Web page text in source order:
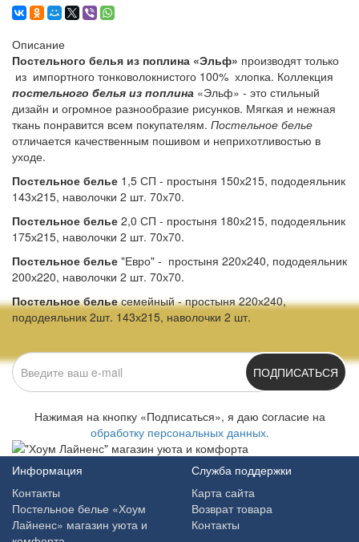
Описание
Постельного белья из поплина «Эльф» производят только
из импортного тонковолокнистого 100% хлопка. Коллекция
постельного белья из поплина «Эльф» - это стильный
дизайн и огромное разнообразие рисунков. Мягкая и нежная
ткань понравится всем покупателям. Постельное белье
отличается качественным пошивом и неприхотливостью в
уходе.
Постельное белье 1,5 СП - простыня 150х215, пододеяльник
143х215, наволочки 2 шт. 70х70.
Постельное белье 2,0 СП - простыня 180х215, пододеяльник
175х215, наволочки 2 шт. 70х70.
Постельное белье "Евро" - простыня 220х240, пододеяльник
200х220, наволочки 2 шт. 70х70.
Постельное бельесемейный - простыня 220х240,
пододеяльник 2шт. 143х215, наволочки 2 шт.
ПОДПИСАТЬСЯ
Нажимая на кнопку «Подписаться», я даю cогласие на
обработку персональных данных.
Информация
Контакты
Постельное белье «Хоум
Лайненс» магазин уюта и
Служба поддержки
Карта сайта
Возврат товара
Контакты